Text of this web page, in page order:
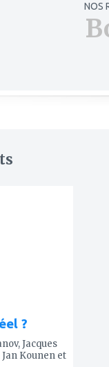
NOS
?
Jacques
Kounen et